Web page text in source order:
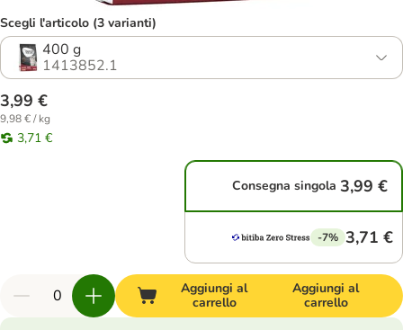
Scegli l'articolo (3 varianti)
400 g
1413852.1
3,99 €
9,98 € / kg
3,71 €
Consegna singola 3,99 €
-7% 3,71 €
Aggiungi al
carrello
Aggiungi al
carrello